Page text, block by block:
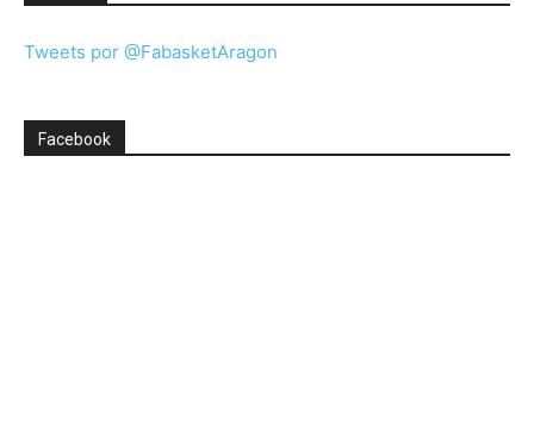
Tweets por @FabasketAragon
Facebook